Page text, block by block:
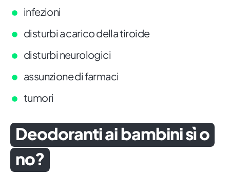
infezioni
disturbi a carico della tiroide
disturbi neurologici
assunzione di farmaci
tumori
Deodoranti ai bambini sì o
no?